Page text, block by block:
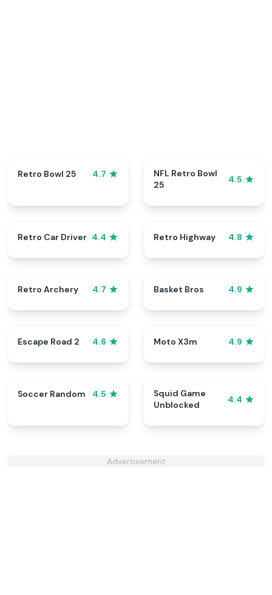
Retro Bowl 25 4.7
NFL Retro Bowl
25
4.5
Retro Car Driver 4.4 Retro Highway 4.8
Retro Archery 4.7 Basket Bros 4.9
Escape Road 2 4.6 Moto X3m 4.9
Soccer Random 4.5
Squid Game
Unblocked
4.4
Advertisement